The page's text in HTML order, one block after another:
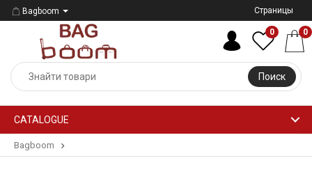
Bagboom Страницы
Поиск
0 0
CATALOGUE
Bagboom